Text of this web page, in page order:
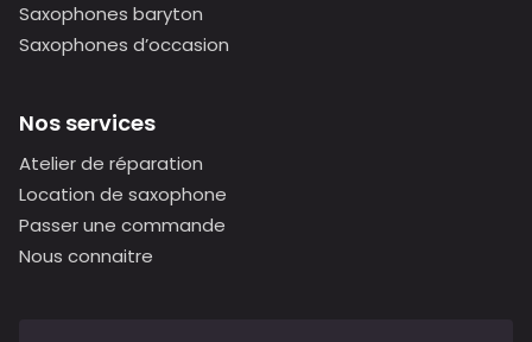
Saxophones baryton
Saxophones d’occasion
Nos services
Atelier de réparation
Location de saxophone
Passer une commande
Nous connaitre